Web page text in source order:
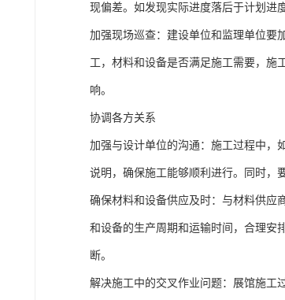
现偏差。如发现实际进度落后于计划进
加强现场巡查：建设单位和监理单位要
工，材料和设备是否满足施工需要，施
响。
协调各方关系
加强与设计单位的沟通：施工过程中，
说明，确保施工能够顺利进行。同时，
确保材料和设备供应及时：与材料供应
和设备的生产周期和运输时间，合理安
断。
解决施工中的交叉作业问题：展馆施工